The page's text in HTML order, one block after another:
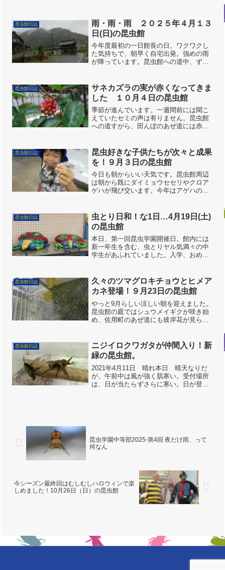
昆虫館日誌
雨・雨・雨 ２０２５年４月１３
日(日)の昆虫館
今年度最初の一日館長の日。ワクワクし
た気持ちで、朝早く自宅出発。強めの雨
が降っています。昆虫館への道中、ずっ
雨。始まりから終わりまで、ひと時たり
とも雨が止まず、雨男と噂さ...
昆虫館日誌
サネカズラの実が赤くなってきま
した １０月４日の昆虫館
季節が進んでいます。一週間前には聞こ
えていたセミの声は有りません。昆虫館
への道すがら、田んぼのあぜ道には赤い
子供たちは、水路に遊び相手を見つけま
す。イモリやカメさんを見...
昆虫館日誌
昆虫好きな子供たちが次々と成果
を！９月３日の昆虫館
今日も朝からいい天気です。昆虫館周辺
は朝から既にダイミョウセセリやクロア
ゲハが飛び交います。今年はアゲハの仲
す。今日はキッズスタッフの優君にミッ
ションを伝達。「庭のミヤ...
昆虫館日誌
虫とり日和！な1日…4月19日(土)
の昆虫館
本日、第一回昆虫学園開催日。館内には
新一年生を含む、虫とりヤル気満々の中
学生があふれていました。入学、おめで
んではスミレが見頃。ムラサキケマンも
たくさん花を咲かせていま...
昆虫館日誌
久々のツマグロキチョウとヒメア
カネ登場！９月23日の昆虫館
やっと9月らしい涼しい朝を迎えました。
昆虫館の庭ではシュウメイギクが咲き始
め、佐用町のあぜ道にも彼岸花が見られ
止まりました。このあと、うまく外に出
ていきました。開館準...
昆虫館日誌
ニジイロクワガタが仲間入り！新
緑の昆虫館。
2021年4月11日 晴れ本日 晴天なりだ
が、午前中は風が強く肌寒い。受付場所
は、日が当たらずさらに寒い。日が登る
昆虫学園中等部2025-第4回 夜だけ雨、って
何なん
今シーズン最終回はむしむしハロウィンで楽
しめました！10月26日（日）の昆虫館